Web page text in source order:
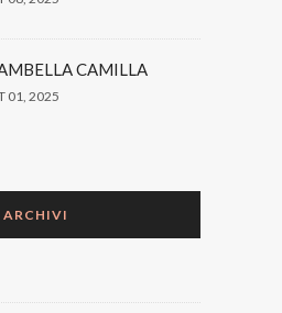
CAMILLA
01, 2025
ARCHIVI